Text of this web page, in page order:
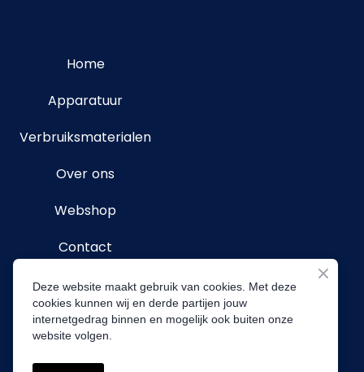
Home
Apparatuur
Verbruiksmaterialen
Over ons
Webshop
Contact
Volg ons
Deze website maakt gebruik van cookies. Met deze
cookies kunnen wij en derde partijen jouw
internetgedrag binnen en mogelijk ook buiten onze
website volgen.